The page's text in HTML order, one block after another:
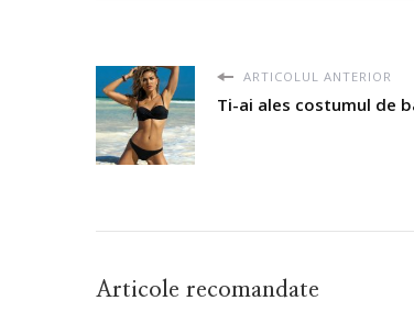
ARTICOLUL ANTERIOR
Ti-ai ales costumul de
Articole recomandate